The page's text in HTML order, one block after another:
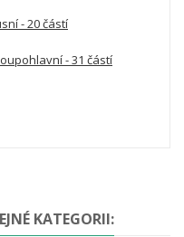
- 20 částí
- 31 částí
KATEGORII: